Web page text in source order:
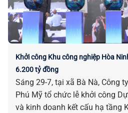
Khởi công Khu công nghiệp Hòa
6.200 tỷ đồng
Sáng 29-7, tại xã Bà Nà, Công
Phú Mỹ tổ chức lễ khởi công
và kinh doanh kết cấu hạ tầng